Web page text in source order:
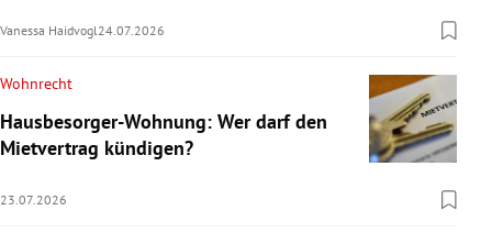
Vanessa Haidvogl24.07.2026
Wohnrecht
Hausbesorger-Wohnung: Wer darf den
Mietvertrag kündigen?
23.07.2026